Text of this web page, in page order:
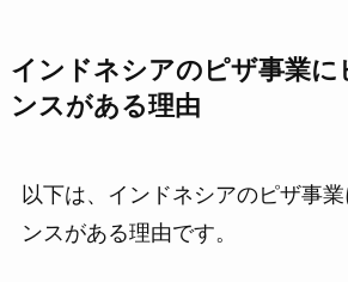
インドネシアのピザ事業に
ンスがある理由
以下は、インドネシアのピザ事
ンスがある理由です。